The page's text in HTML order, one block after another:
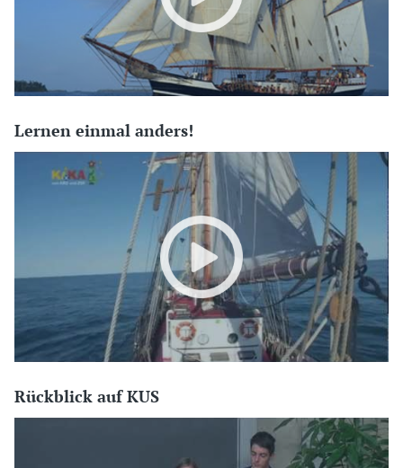
Lernen einmal anders!
Rückblick auf KUS